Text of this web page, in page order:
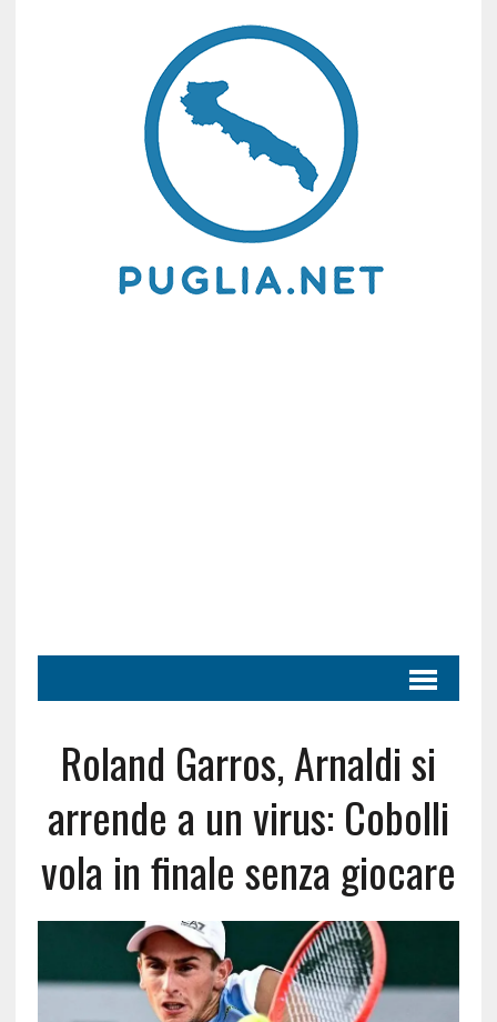
Roland Garros, Arnaldi si
arrende a un virus: Cobolli
vola in finale senza giocare